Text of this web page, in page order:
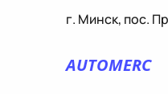
г. Минск, пос.
AUTOMERC